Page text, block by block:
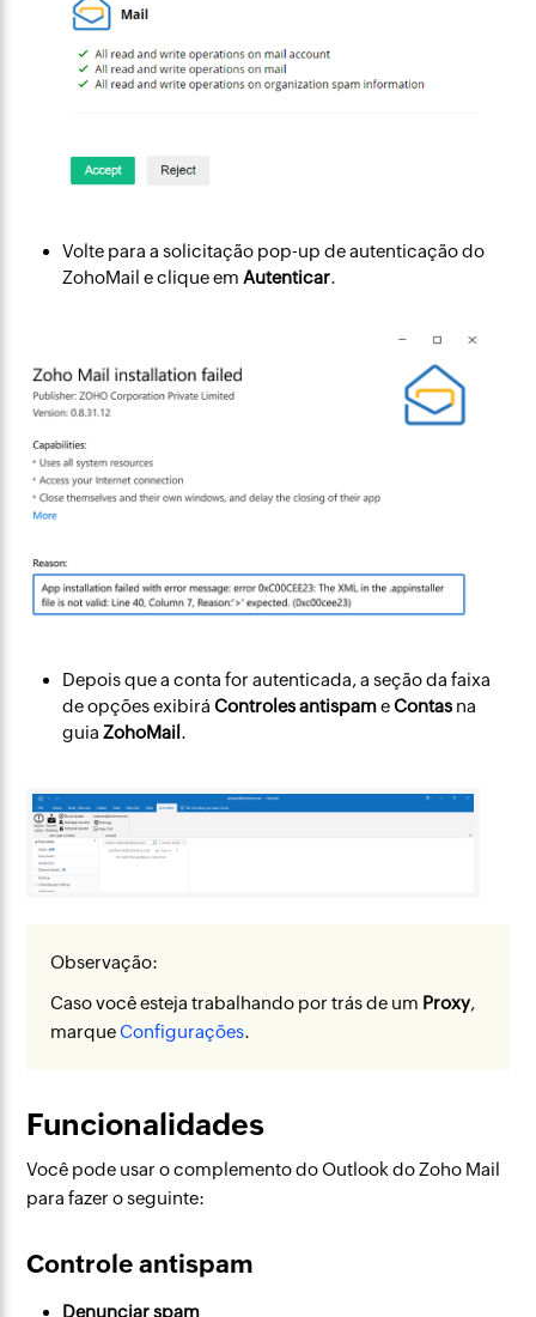
Volte para a solicitação pop-up de autenticação do
ZohoMail e clique emAutenticar.
Depois que a conta for autenticada, a seção da faixa
de opções exibiráControles antispameContas na
guiaZohoMail .
Observação:
Caso você esteja trabalhando por trás de um Proxy,
marqueConfigurações.
Funcionalidades
Você pode usar o complemento do Outlook do Zoho Mail
para fazer o seguinte:
Controle antispam
Denunciar spam